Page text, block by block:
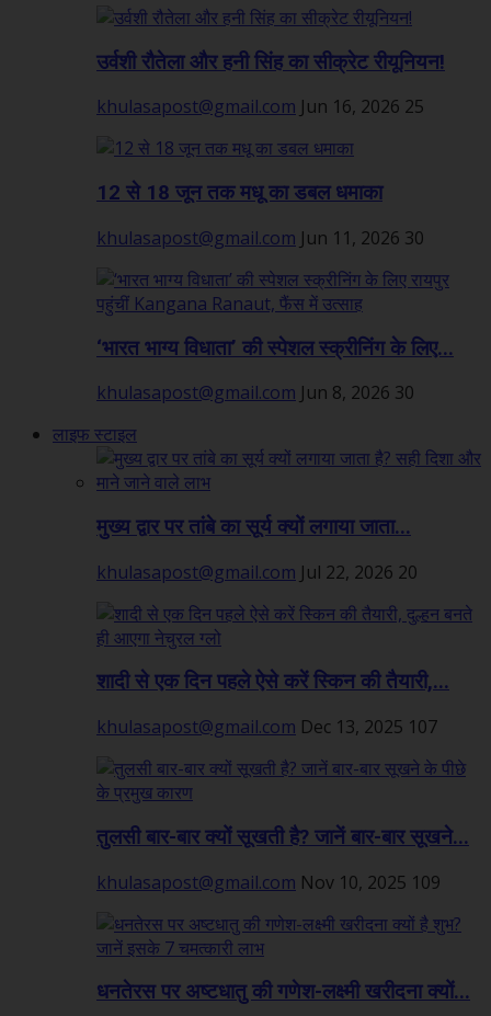
उर्वशी रौतेला और हनी सिंह का सीक्रेट रीयूनियन!
khulasapost@gmail.com Jun 16, 2026 25
12 से 18 जून तक मधू का डबल धमाका
khulasapost@gmail.com Jun 11, 2026 30
‘भारत भाग्य विधाता’ की स्पेशल स्क्रीनिंग के लिए...
khulasapost@gmail.com Jun 8, 2026 30
लाइफ स्टाइल
मुख्य द्वार पर तांबे का सूर्य क्यों लगाया जाता...
khulasapost@gmail.com Jul 22, 2026 20
शादी से एक दिन पहले ऐसे करें स्किन की तैयारी,...
khulasapost@gmail.com Dec 13, 2025 107
तुलसी बार-बार क्यों सूखती है? जानें बार-बार सूखने...
khulasapost@gmail.com Nov 10, 2025 109
धनतेरस पर अष्टधातु की गणेश-लक्ष्मी खरीदना क्यों...